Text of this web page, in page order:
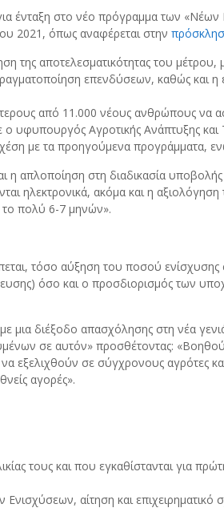
ένταξη στο νέο πρόγραμμα των
2021, όπως αναφέρεται στην
της αποτελεσματικότητας του
επενδύσεων, καθώς
από 11.000 νέους ανθρώπους να
υφυπουργός Αγροτικής Ανάπτυξης
με τα προηγούμενα προγράμματα,
στη διαδικασία υποβολής
ακόμα και η αξιολόγηση
το πολύ 6-7 μηνών».
τόσο αύξηση του ποσού
όσο και ο προσδιορισμός των
διέξοδο απασχόλησης στη νέα γενιά
σε αυτόν» προσθέτοντας:
εξελιχθούν σε σύγχρονους αγρότες
αγορές».
τους και που εγκαθίστανται για
αίτηση και επιχειρηματικό